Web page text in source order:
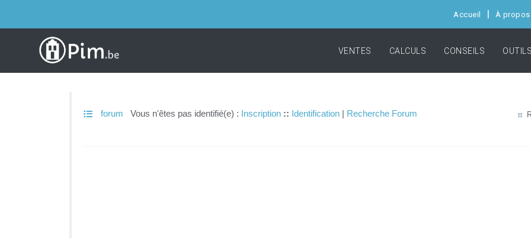
Accueil À propos
VENTES CALCULS CONSEILS OUTILS
forum Vous n'êtes pas identifié(e) : Inscription :: Identification | Recherche Forum